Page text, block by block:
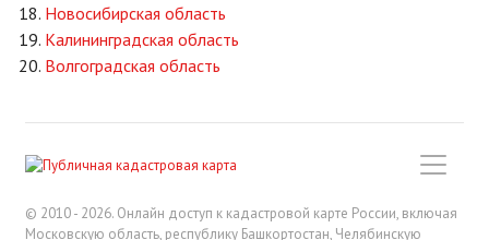
Новосибирская область
Калининградская область
Волгоградская область
© 2010 - 2026. Онлайн доступ к кадастровой карте России, включая
Московскую область, республику Башкортостан, Челябинскую